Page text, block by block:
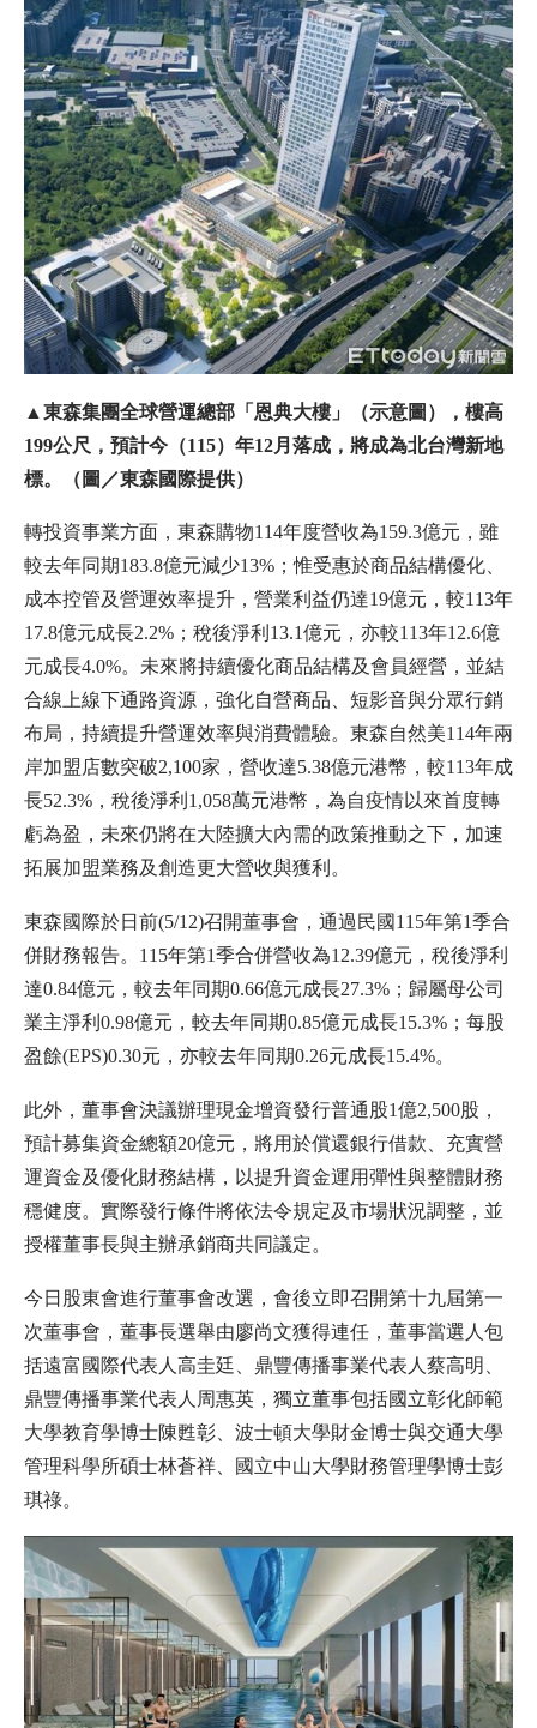
▲東森集團全球營運總部「恩典大樓」（示意圖），樓高
199公尺，預計今（115）年12月落成，將成為北台灣新地
標。（圖／東森國際提供）
轉投資事業方面，東森購物114年度營收為159.3億元，雖
較去年同期183.8億元減少13%；惟受惠於商品結構優化、
成本控管及營運效率提升，營業利益仍達19億元，較113年
17.8億元成長2.2%；稅後淨利13.1億元，亦較113年12.6億
元成長4.0%。未來將持續優化商品結構及會員經營，並結
合線上線下通路資源，強化自營商品、短影音與分眾行銷
布局，持續提升營運效率與消費體驗。東森自然美114年兩
岸加盟店數突破2,100家，營收達5.38億元港幣，較113年成
長52.3%，稅後淨利1,058萬元港幣，為自疫情以來首度轉
虧為盈，未來仍將在大陸擴大內需的政策推動之下，加速
拓展加盟業務及創造更大營收與獲利。
東森國際於日前(5/12)召開董事會，通過民國115年第1季合
併財務報告。115年第1季合併營收為12.39億元，稅後淨利
達0.84億元，較去年同期0.66億元成長27.3%；歸屬母公司
業主淨利0.98億元，較去年同期0.85億元成長15.3%；每股
盈餘(EPS)0.30元，亦較去年同期0.26元成長15.4%。
此外，董事會決議辦理現金增資發行普通股1億2,500股，
預計募集資金總額20億元，將用於償還銀行借款、充實營
運資金及優化財務結構，以提升資金運用彈性與整體財務
穩健度。實際發行條件將依法令規定及市場狀況調整，並
授權董事長與主辦承銷商共同議定。
今日股東會進行董事會改選，會後立即召開第十九屆第一
次董事會，董事長選舉由廖尚文獲得連任，董事當選人包
括遠富國際代表人高圭廷、鼎豐傳播事業代表人蔡高明、
鼎豐傳播事業代表人周惠英，獨立董事包括國立彰化師範
大學教育學博士陳甦彰、波士頓大學財金博士與交通大學
管理科學所碩士林蒼祥、國立中山大學財務管理學博士彭
琪祿。